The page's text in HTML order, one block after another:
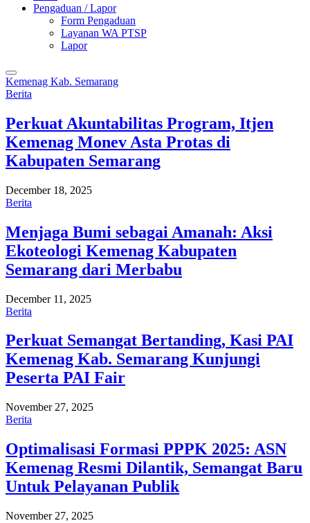
Pengaduan / Lapor
Form Pengaduan
Layanan WA PTSP
Lapor
Kemenag Kab. Semarang
Berita
Perkuat Akuntabilitas Program, Itjen
Kemenag Monev Asta Protas di
Kabupaten Semarang
December 18, 2025
Berita
Menjaga Bumi sebagai Amanah: Aksi
Ekoteologi Kemenag Kabupaten
Semarang dari Merbabu
December 11, 2025
Berita
Perkuat Semangat Bertanding, Kasi PAI
Kemenag Kab. Semarang Kunjungi
Peserta PAI Fair
November 27, 2025
Berita
Optimalisasi Formasi PPPK 2025: ASN
Kemenag Resmi Dilantik, Semangat Baru
Untuk Pelayanan Publik
November 27, 2025